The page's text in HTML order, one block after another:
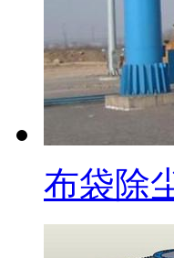
布袋除